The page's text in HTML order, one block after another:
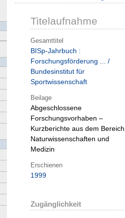
Titelaufnahme
Gesamttitel
BISp-Jahrbuch :
Forschungsförderung ... /
Bundesinstitut für
Sportwissenschaft
Beilage
Abgeschlossene
Forschungsvorhaben –
Kurzberichte aus dem Bereich
Naturwissenschaften und
Medizin
Erschienen
1999
Zugänglichkeit